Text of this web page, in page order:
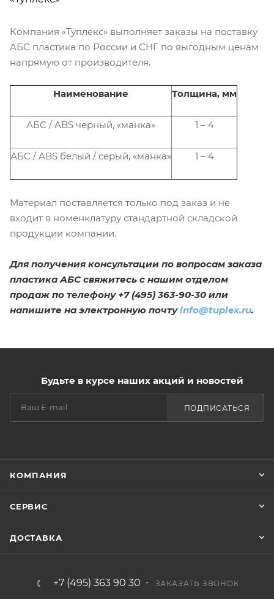
Компания «Туплекс» выполняет заказы на поставку
АБС пластика по России и СНГ по выгодным ценам
напрямую от производителя.
Наименование Толщина, мм
АБС / ABS черный, «манка» 1 – 4
АБС / ABS белый / серый, «манка» 1 – 4
Материал поставляется только под заказ и не
входит в номенклатуру стандартной складской
продукции компании.
Для получения консультации по вопросам заказа
пластика АБС свяжитесь с нашим отделом
продаж по телефону +7 (495) 363-90-30 или
напишите на электронную почтуinfo@tuplex.ru.
Будьте в курсе наших акций и новостей
ПОДПИСАТЬСЯ
КОМПАНИЯ
СЕРВИС
ДОСТАВКА
+7 (495) 363 90 30 ЗАКАЗАТЬ ЗВОНОК